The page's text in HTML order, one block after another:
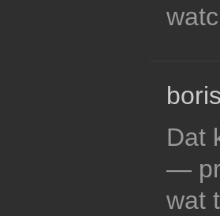
Dat
—
wat